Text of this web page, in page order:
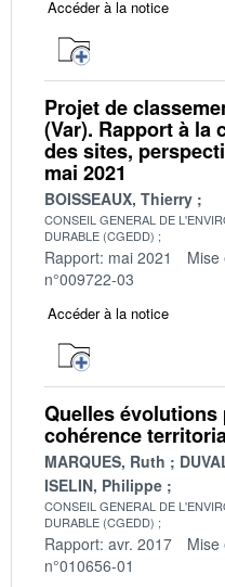
Accéder à la notice
Projet de
(Var). Rapport à la
des sites,
mai 2021
BOISSEAUX, Thierry
CONSEIL GENERAL DE
DURABLE (CGEDD)
Rapport: mai 2021 Mise
n°009722-03
Accéder à la notice
Quelles évolutions
cohérence
MARQUES, Ruth
ISELIN, Philippe
CONSEIL GENERAL DE
DURABLE (CGEDD)
Rapport: avr. 2017 Mise
n°010656-01